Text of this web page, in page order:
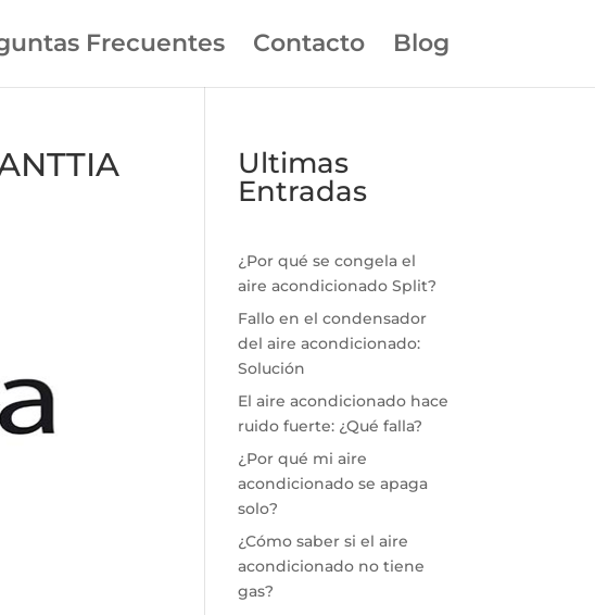
Frecuentes Contacto Blog
Ultimas
Entradas
¿Por qué se congela el
aire acondicionado Split?
Fallo en el condensador
del aire acondicionado:
Solución
El aire acondicionado hace
ruido fuerte: ¿Qué falla?
¿Por qué mi aire
acondicionado se apaga
solo?
¿Cómo saber si el aire
acondicionado no tiene
gas?